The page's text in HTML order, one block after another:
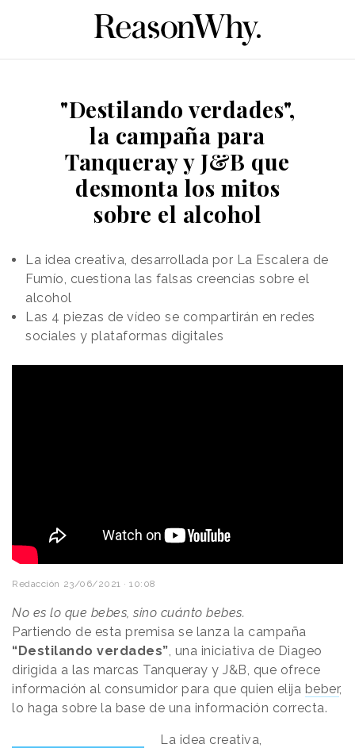
"Destilando verdades",
la campaña para
Tanqueray y J&B que
desmonta los mitos
sobre el alcohol
La idea creativa, desarrollada por La Escalera de
Fumío, cuestiona las falsas creencias sobre el
alcohol
Las 4 piezas de vídeo se compartirán en redes
sociales y plataformas digitales
Redacción 23/06/2021 · 10:08
No es lo que bebes, sino cuánto bebes.
Partiendo de esta premisa se lanza la campaña
“Destilando verdades”, una iniciativa de Diageo
dirigida a las marcas Tanqueray y J&B, que ofrece
información al consumidor para que quien elija beber,
lo haga sobre la base de una información correcta.
La idea creativa,